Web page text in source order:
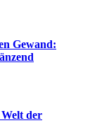
Gewand:
der